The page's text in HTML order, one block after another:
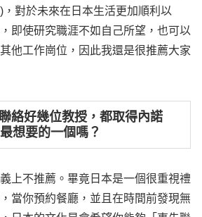
對於未來在日本生活更加順利以
即使研究職涯不如自己所望，也可以
他工作崗位，因此我還是很推薦大家
絡好幾位教授，都取得內諾
想要的一個嗎？
上不推薦。畢竟日本是一個很重視禮
當你預約餐廳，並且在時間前發現無